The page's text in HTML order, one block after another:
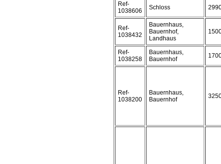
Ref-
1038606
Schloss
Ref-
1038432
Bauernhaus,
Bauernhof,
Landhaus
Ref-
1038258
Bauernhaus,
Bauernhof
Ref-
1038200
Bauernhaus,
Bauernhof